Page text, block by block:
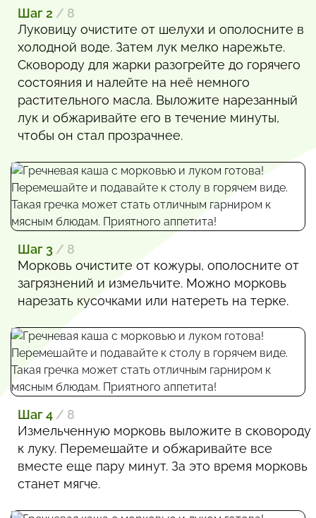
Шаг 2 / 8
Луковицу очистите от шелухи и ополосните в
холодной воде. Затем лук мелко нарежьте.
Сковороду для жарки разогрейте до горячего
состояния и налейте на неё немного
растительного масла. Выложите нарезанный
лук и обжаривайте его в течение минуты,
чтобы он стал прозрачнее.
Шаг 3 / 8
Морковь очистите от кожуры, ополосните от
загрязнений и измельчите. Можно морковь
нарезать кусочками или натереть на терке.
Шаг 4 / 8
Измельченную морковь выложите в сковороду
к луку. Перемешайте и обжаривайте все
вместе еще пару минут. За это время морковь
станет мягче.